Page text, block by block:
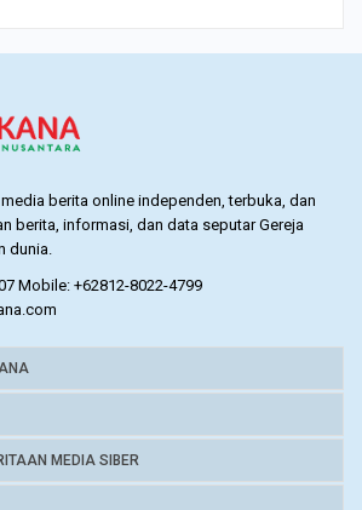
berita online independen, terbuka, dan
berita, informasi, dan data seputar Gereja
dunia.
Mobile: +62812-8022-4799
MEDIA SIBER